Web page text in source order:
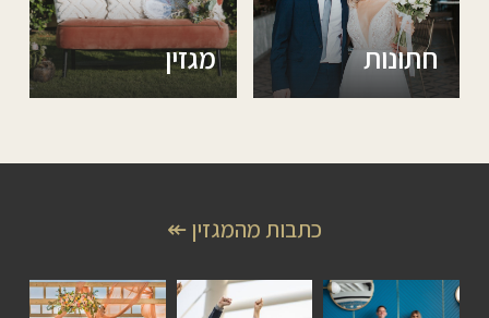
חתונות מגזין
כתבות מהמגזין ↞